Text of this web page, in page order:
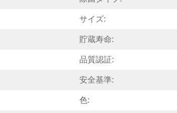
サイズ:
貯蔵寿命:
品質認証:
安全基準:
色: